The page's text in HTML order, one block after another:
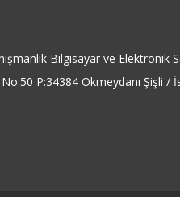
Bilgisayar ve Elektronik
P:34384 Okmeydanı Şişli /